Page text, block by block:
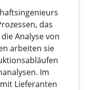
das
Analyse von
arbeiten sie
Im
Lieferanten